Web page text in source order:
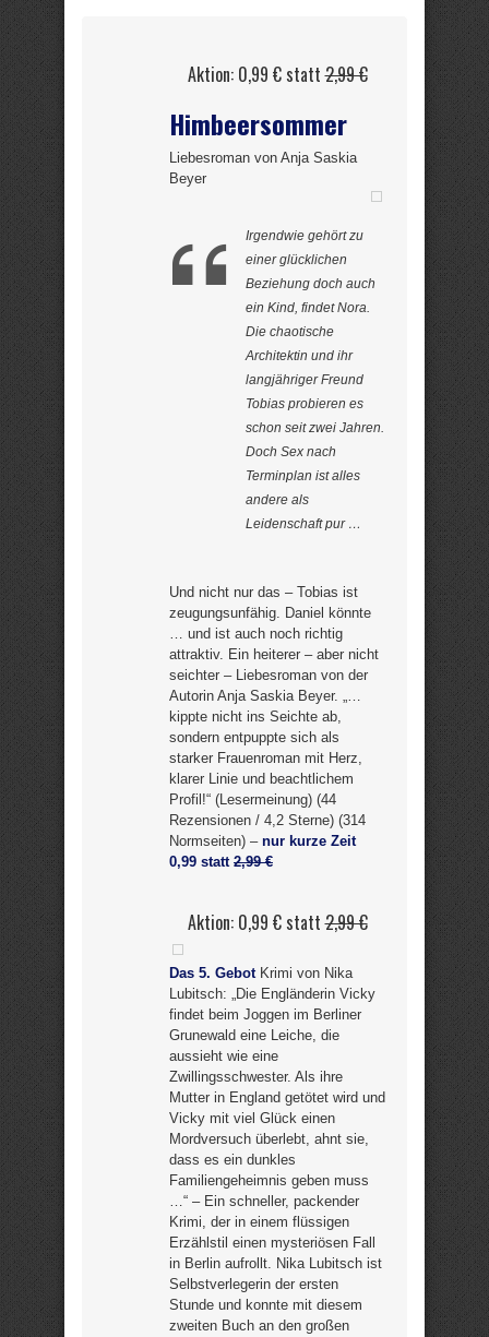
Aktion: 0,99 € statt2,99 €
Himbeersommer
Liebesroman von Anja Saskia
Beyer
Irgendwie gehört zu
einer glücklichen
Beziehung doch auch
ein Kind, findet Nora.
Die chaotische
Architektin und ihr
langjähriger Freund
Tobias probieren es
schon seit zwei Jahren.
Doch Sex nach
Terminplan ist alles
andere als
Leidenschaft pur …
Und nicht nur das – Tobias ist
zeugungsunfähig. Daniel könnte
… und ist auch noch richtig
attraktiv. Ein heiterer – aber nicht
seichter – Liebesroman von der
Autorin Anja Saskia Beyer. „…
kippte nicht ins Seichte ab,
sondern entpuppte sich als
starker Frauenroman mit Herz,
klarer Linie und beachtlichem
Profil!“ (Lesermeinung) (44
Rezensionen / 4,2 Sterne) (314
Normseiten) – nur kurze Zeit
0,99 statt 2,99 €
Aktion: 0,99 € statt2,99 €
Das 5. GebotKrimi von Nika
Lubitsch: „Die Engländerin Vicky
findet beim Joggen im Berliner
Grunewald eine Leiche, die
aussieht wie eine
Zwillingsschwester. Als ihre
Mutter in England getötet wird und
Vicky mit viel Glück einen
Mordversuch überlebt, ahnt sie,
dass es ein dunkles
Familiengeheimnis geben muss
…“ – Ein schneller, packender
Krimi, der in einem flüssigen
Erzählstil einen mysteriösen Fall
in Berlin aufrollt. Nika Lubitsch ist
Selbstverlegerin der ersten
Stunde und konnte mit diesem
zweiten Buch an den großen